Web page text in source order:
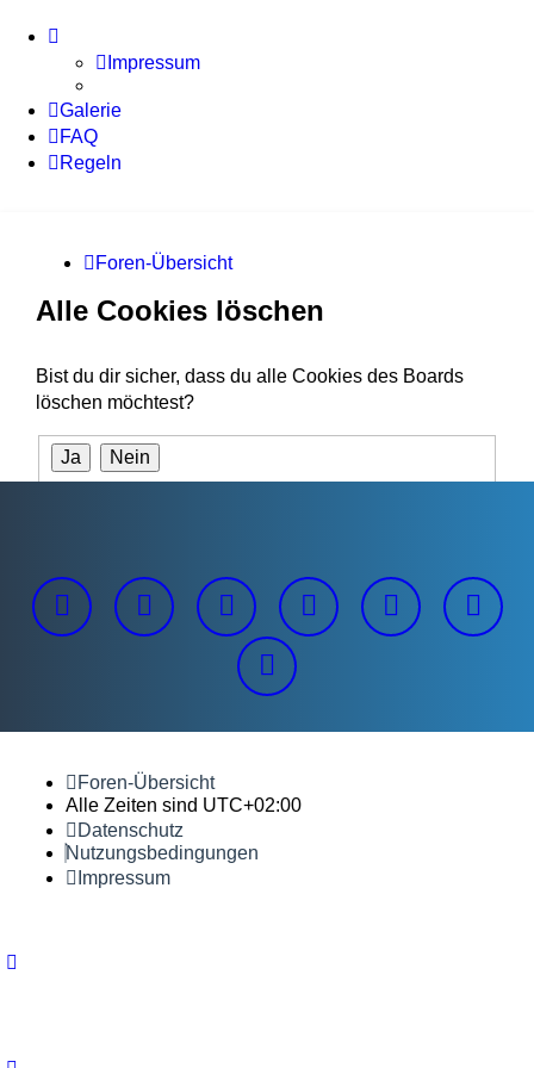
Impressum
Galerie
FAQ
Regeln
Foren-Übersicht
Alle Cookies löschen
Bist du dir sicher, dass du alle Cookies des Boards
löschen möchtest?
Foren-Übersicht
Alle Zeiten sind UTC+02:00
Datenschutz
Nutzungsbedingungen
Impressum